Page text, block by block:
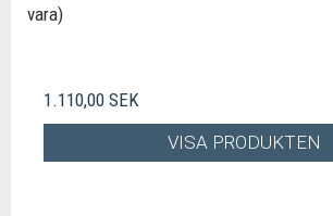
vara)
1.110,00 SEK
VISA PRODUKTEN